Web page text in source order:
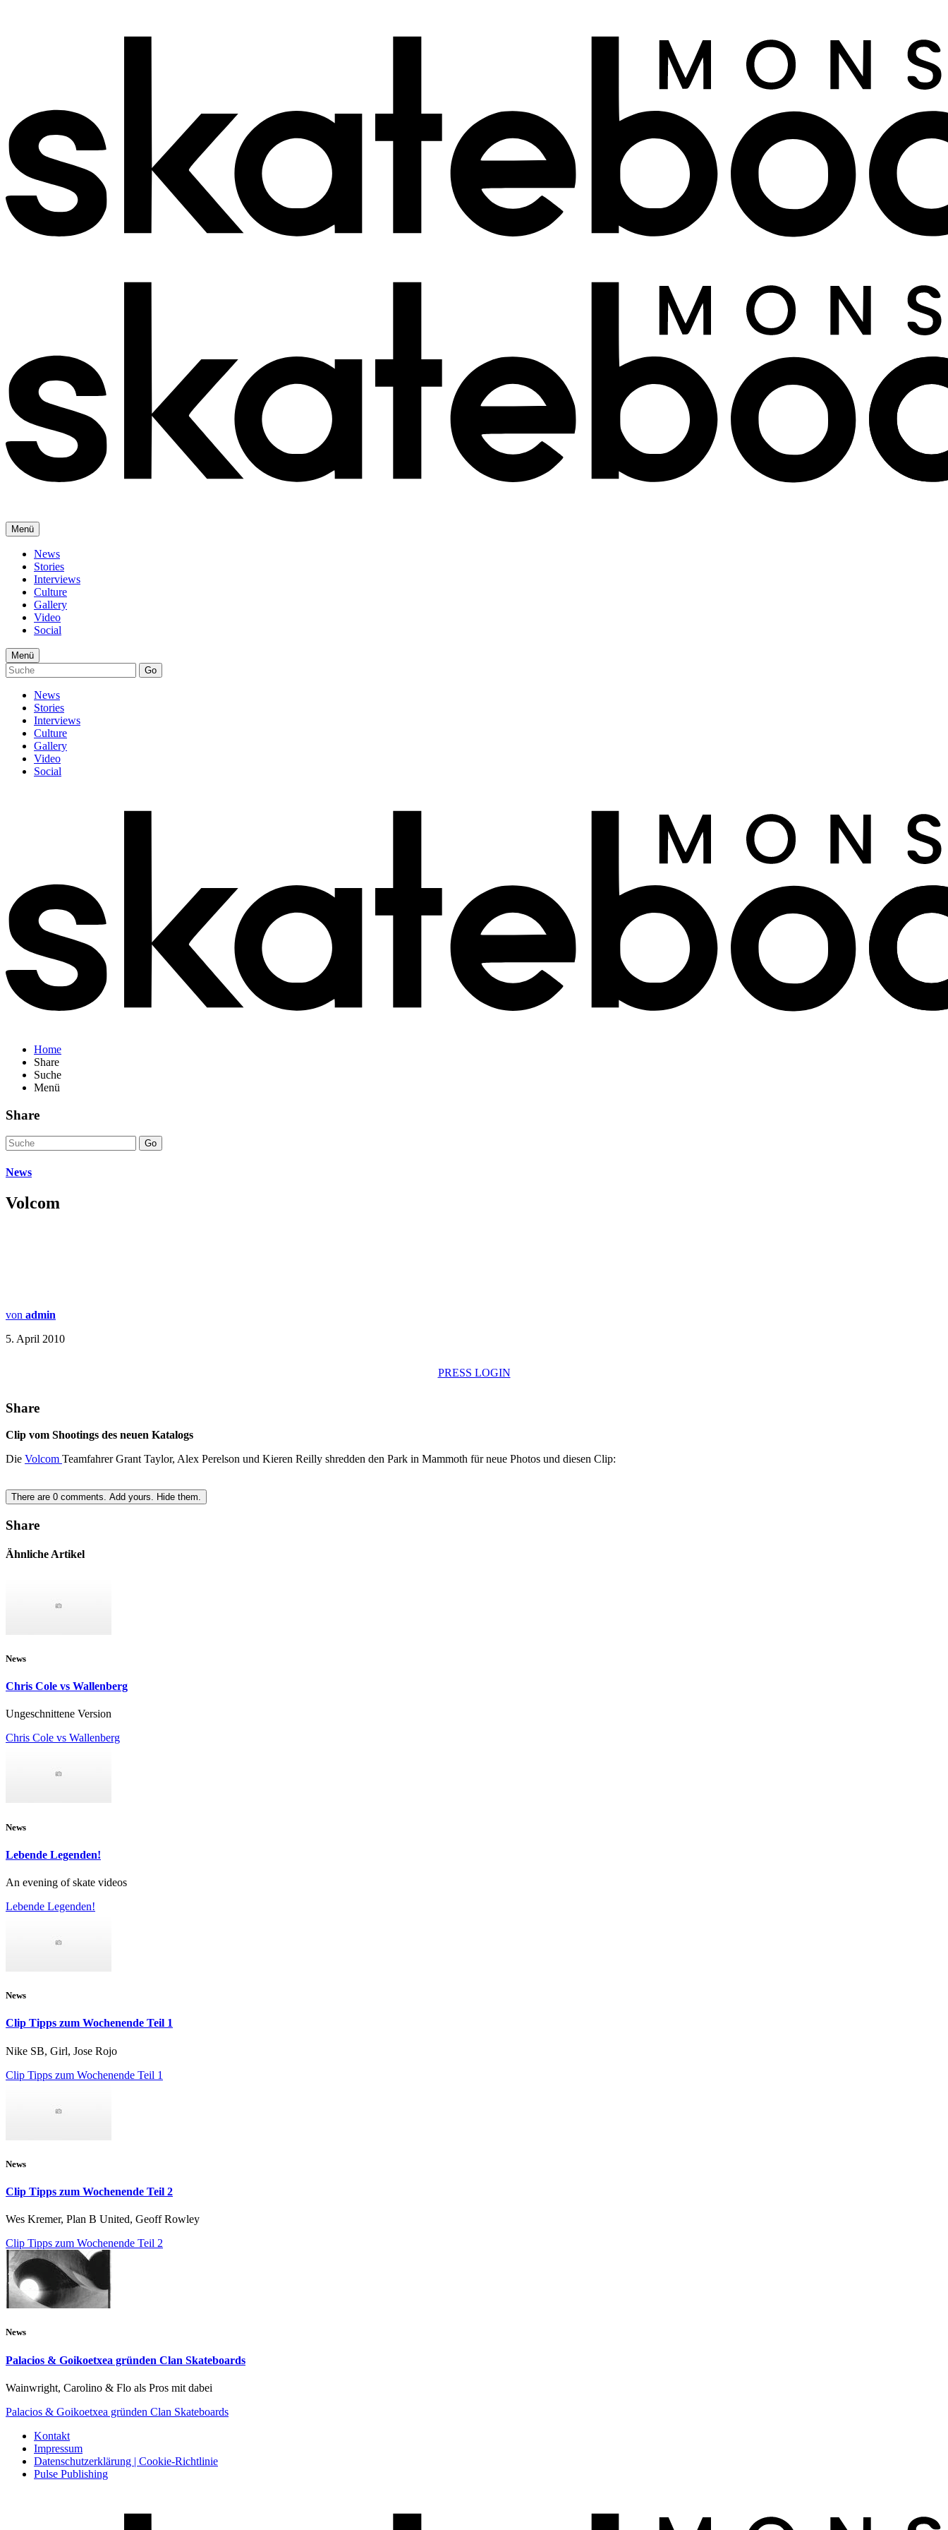
Menü
News
Stories
Interviews
Culture
Gallery
Video
Social
Menü
Go
News
Stories
Interviews
Culture
Gallery
Video
Social
Home
Share
Suche
Menü
Share
Go
News
Volcom
von admin
5. April 2010
PRESS LOGIN
Share
Clip vom Shootings des neuen Katalogs
Die Volcom Teamfahrer Grant Taylor, Alex Perelson und Kieren Reilly shredden den Park in Mammoth für neue Photos und diesen Clip:
There are 0 comments. Add yours. Hide them.
Share
Ähnliche Artikel
News
Chris Cole vs Wallenberg
Ungeschnittene Version
Chris Cole vs Wallenberg
News
Lebende Legenden!
An evening of skate videos
Lebende Legenden!
News
Clip Tipps zum Wochenende Teil 1
Nike SB, Girl, Jose Rojo
Clip Tipps zum Wochenende Teil 1
News
Clip Tipps zum Wochenende Teil 2
Wes Kremer, Plan B United, Geoff Rowley
Clip Tipps zum Wochenende Teil 2
News
Palacios & Goikoetxea gründen Clan Skateboards
Wainwright, Carolino & Flo als Pros mit dabei
Palacios & Goikoetxea gründen Clan Skateboards
Kontakt
Impressum
Datenschutzerklärung | Cookie-Richtlinie
Pulse Publishing